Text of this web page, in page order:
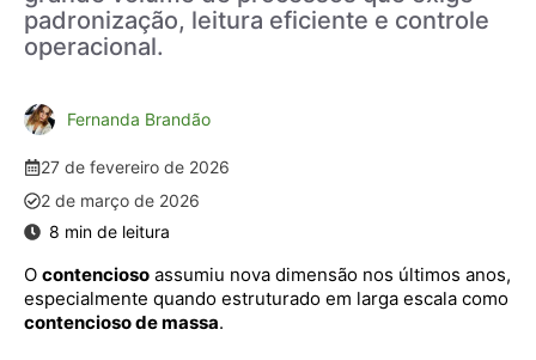
padronização, leitura eficiente e controle
operacional.
Fernanda Brandão
27 de fevereiro de 2026
2 de março de 2026
O contencioso assumiu nova dimensão nos últimos anos,
especialmente quando estruturado em larga escala como
contencioso de massa.